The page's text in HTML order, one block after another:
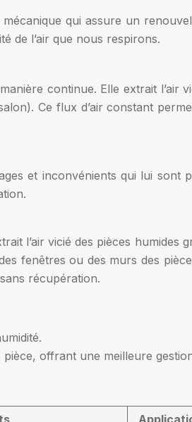
qui assure un
de l’air que nous respirons.
continue. Elle extrait l’air
Ce flux d’air constant
et inconvénients qui lui sont
l’air vicié des pièces humides
fenêtres ou des murs des
récupération.
pièce, offrant une meilleure